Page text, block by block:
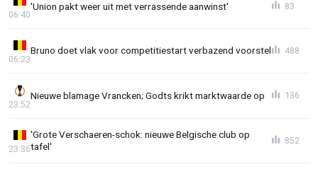
'Union pakt weer uit met verrassende aanwinst'
06:40
83
Bruno doet vlak voor competitiestart verbazend voorstel
06:23
488
Nieuwe blamage Vrancken; Godts krikt marktwaarde op
23:52
136
'Grote Verschaeren-schok: nieuwe Belgische club op
tafel'
23:36
852